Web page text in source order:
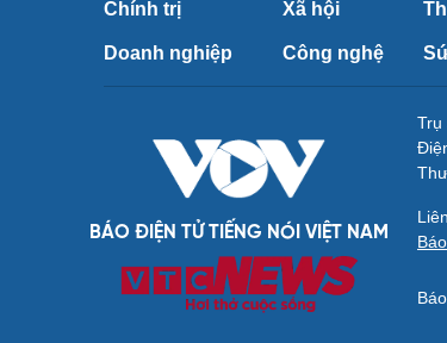
Chính trị Xã hội
Doanh nghiệp Công nghệ
BÁO ĐIỆN TỬ TIẾNG NÓI VIỆT NAM
Trụ